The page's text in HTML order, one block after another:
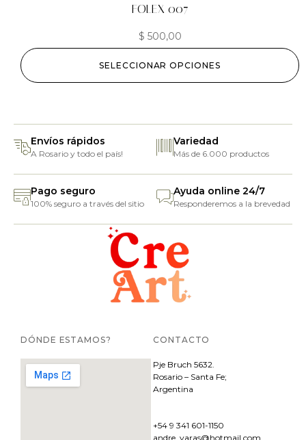
FOLEX 007
$ 500,00
SELECCIONAR OPCIONES
Envíos rápidos
A Rosario y todo el país!
Variedad
Más de 6.000 productos
Pago seguro
100% seguro a través del sitio
Ayuda online 24/7
Responderemos a la brevedad
DÓNDE ESTAMOS? CONTACTO
Pje Bruch 5632.
Rosario – Santa Fe;
Argentina
+54 9 341 601-1150
andre_varas@hotmail.com